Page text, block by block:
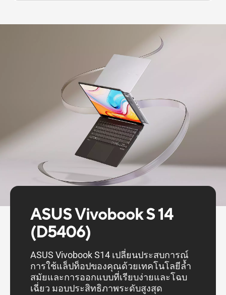
ASUS Vivobook S 14
(D5406)
ASUS Vivobook S14 เปลี่ยนประสบการณ์
การใช้แล็ปท็อปของคุณด้วยเทคโนโลยีล้ำ
สมัยและการออกแบบที่เรียบง่ายและโฉบ
เฉี่ยว มอบประสิทธิภาพระดับสูงสุด